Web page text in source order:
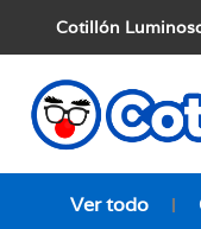
Cotillón
Ver todo